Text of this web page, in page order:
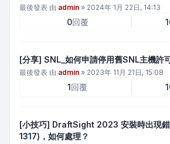
最後發表 由 admin » 2024年 1月 22日, 14:13
0回覆
[分享] SNL_如何申請停用舊SNL主機許
最後發表 由 admin » 2023年 11月 21日, 15:08
1回覆
[小技巧] DraftSight 2023 安裝時出現
1317)，如何處理？